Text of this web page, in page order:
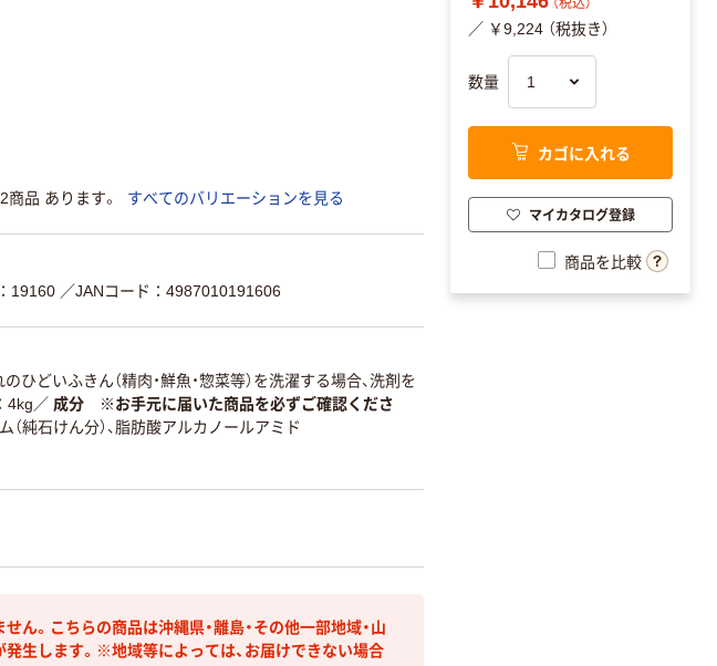
商品 あります。
すべてのバリエーションを見る
19160 ／JANコード：4987010191606
のひどいふきん（精肉・鮮魚・惣菜等）を洗濯する場合、洗剤を
4kg ／ 成分 ※お手元に届いた商品を必ずご確認くださ
（純石けん分）、脂肪酸アルカノールアミド
ん。こちらの商品は沖縄県・離島・その他一部地域・山
発生します。※地域等によっては、お届けできない場合
（税込）
／ ￥9,224 （税抜き）
数量
カゴに入れる
マイカタログ登録
商品を比較